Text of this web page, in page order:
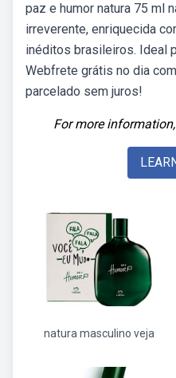
paz e humor natura 75 ml
irreverente, enriquecida
inéditos brasileiros. Ideal
Webfrete grátis no dia
parcelado sem juros!
For more
natura masculino veja